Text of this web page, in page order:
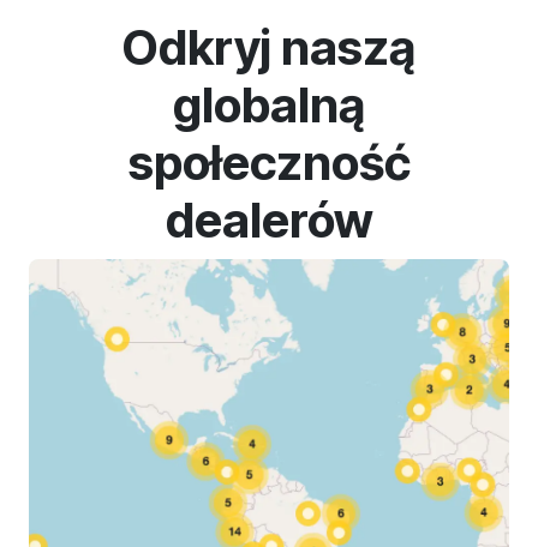
Odkryj naszą
globalną
społeczność
dealerów